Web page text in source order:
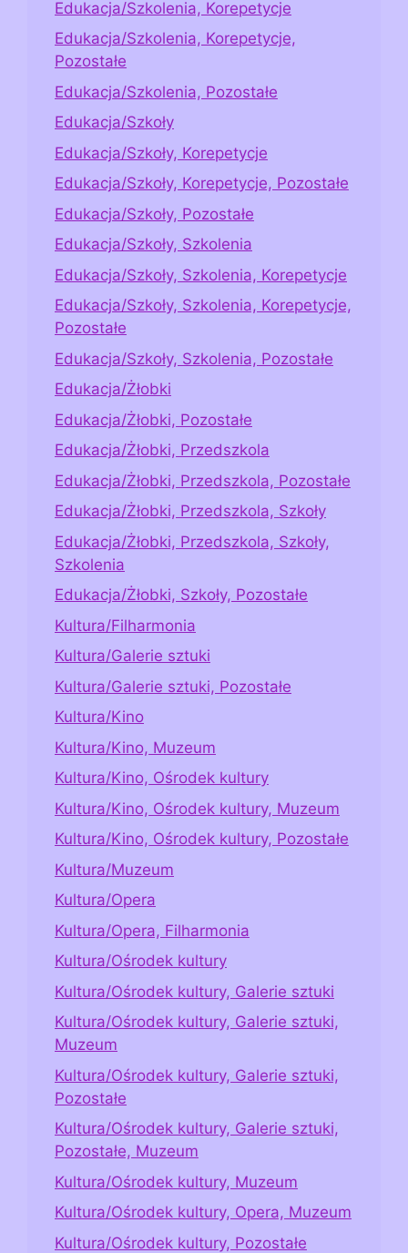
Edukacja/Szkolenia, Korepetycje
Edukacja/Szkolenia, Korepetycje,
Pozostałe
Edukacja/Szkolenia, Pozostałe
Edukacja/Szkoły
Edukacja/Szkoły, Korepetycje
Edukacja/Szkoły, Korepetycje, Pozostałe
Edukacja/Szkoły, Pozostałe
Edukacja/Szkoły, Szkolenia
Edukacja/Szkoły, Szkolenia, Korepetycje
Edukacja/Szkoły, Szkolenia, Korepetycje,
Pozostałe
Edukacja/Szkoły, Szkolenia, Pozostałe
Edukacja/Żłobki
Edukacja/Żłobki, Pozostałe
Edukacja/Żłobki, Przedszkola
Edukacja/Żłobki, Przedszkola, Pozostałe
Edukacja/Żłobki, Przedszkola, Szkoły
Edukacja/Żłobki, Przedszkola, Szkoły,
Szkolenia
Edukacja/Żłobki, Szkoły, Pozostałe
Kultura/Filharmonia
Kultura/Galerie sztuki
Kultura/Galerie sztuki, Pozostałe
Kultura/Kino
Kultura/Kino, Muzeum
Kultura/Kino, Ośrodek kultury
Kultura/Kino, Ośrodek kultury, Muzeum
Kultura/Kino, Ośrodek kultury, Pozostałe
Kultura/Muzeum
Kultura/Opera
Kultura/Opera, Filharmonia
Kultura/Ośrodek kultury
Kultura/Ośrodek kultury, Galerie sztuki
Kultura/Ośrodek kultury, Galerie sztuki,
Muzeum
Kultura/Ośrodek kultury, Galerie sztuki,
Pozostałe
Kultura/Ośrodek kultury, Galerie sztuki,
Pozostałe, Muzeum
Kultura/Ośrodek kultury, Muzeum
Kultura/Ośrodek kultury, Opera, Muzeum
Kultura/Ośrodek kultury, Pozostałe